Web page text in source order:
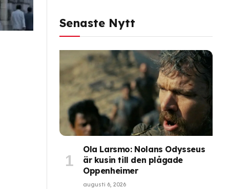
Senaste Nytt
Ola Larsmo: Nolans Odysseus
är kusin till den plågade
Oppenheimer
augusti 6, 2026